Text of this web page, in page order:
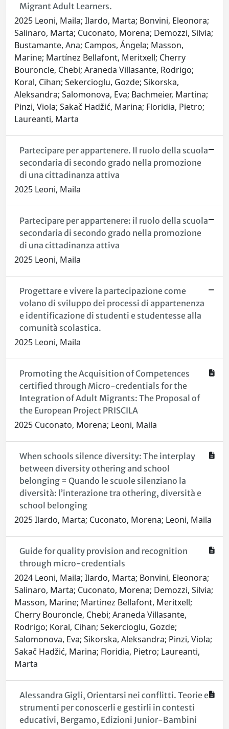
Migrant Adult Learners.
2025 Leoni, Maila; Ilardo, Marta; Bonvini, Eleonora;
Salinaro, Marta; Cuconato, Morena; Demozzi, Silvia;
Bustamante, Ana; Campos, Ángela; Masson,
Marine; Martínez Bellafont, Meritxell; Cherry
Bouroncle, Chebi; Araneda Villasante, Rodrigo;
Koral, Cihan; Sekercioglu, Gozde; Sikorska,
Aleksandra; Salomonova, Eva; Bachmeier, Martina;
Pinzi, Viola; Sakač Hadžić, Marina; Floridia, Pietro;
Laureanti, Marta
Partecipare per appartenere. Il ruolo della scuola
secondaria di secondo grado nella promozione
di una cittadinanza attiva
2025 Leoni, Maila
Partecipare per appartenere: il ruolo della scuola
secondaria di secondo grado nella promozione
di una cittadinanza attiva
2025 Leoni, Maila
Progettare e vivere la partecipazione come
volano di sviluppo dei processi di appartenenza
e identificazione di studenti e studentesse alla
comunità scolastica.
2025 Leoni, Maila
Promoting the Acquisition of Competences
certified through Micro-credentials for the
Integration of Adult Migrants: The Proposal of
the European Project PRISCILA
2025 Cuconato, Morena; Leoni, Maila
When schools silence diversity: The interplay
between diversity othering and school
belonging = Quando le scuole silenziano la
diversità: l’interazione tra othering, diversità e
school belonging
2025 Ilardo, Marta; Cuconato, Morena; Leoni, Maila
Guide for quality provision and recognition
through micro-credentials
2024 Leoni, Maila; Ilardo, Marta; Bonvini, Eleonora;
Salinaro, Marta; Cuconato, Morena; Demozzi, Silvia;
Masson, Marine; Martinez Bellafont, Meritxell;
Cherry Bouroncle, Chebi; Araneda Villasante,
Rodrigo; Koral, Cihan; Sekercioglu, Gozde;
Salomonova, Eva; Sikorska, Aleksandra; Pinzi, Viola;
Sakač Hadžić, Marina; Floridia, Pietro; Laureanti,
Marta
Alessandra Gigli, Orientarsi nei conflitti. Teorie e
strumenti per conoscerli e gestirli in contesti
educativi, Bergamo, Edizioni Junior-Bambini